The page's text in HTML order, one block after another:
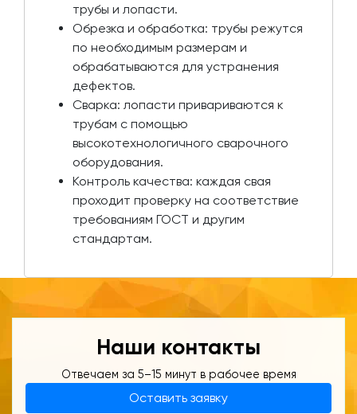
трубы и лопасти.
Обрезка и обработка: трубы режутся
по необходимым размерам и
обрабатываются для устранения
дефектов.
Сварка: лопасти привариваются к
трубам с помощью
высокотехнологичного сварочного
оборудования.
Контроль качества: каждая свая
проходит проверку на соответствие
требованиям ГОСТ и другим
стандартам.
Наши контакты
Отвечаем за 5–15 минут в рабочее время
Оставить заявку